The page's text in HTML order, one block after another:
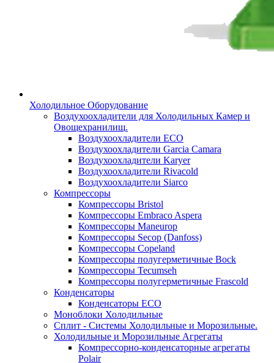
Холодильное Оборудование
Воздухоохладители для Холодильных Камер и
Овощехранилищ.
Воздухоохладители ECO
Воздухоохладители Garcia Camara
Воздухоохладители Karyer
Воздухоохладители Rivacold
Воздухоохладители Siarco
Компрессоры
Компрессоры Bristol
Компрессоры Embraco Aspera
Компрессоры Maneurop
Компрессоры Secop (Danfoss)
Компрессоры Copeland
Компрессоры полугерметичные Bock
Компрессоры Tecumseh
Компрессоры полугерметичные Frascold
Конденсаторы
Конденсаторы ECO
Моноблоки Холодильные
Сплит - Системы Холодильные и Морозильные.
Холодильные и Морозильные Агрегаты
Компрессорно-конденсаторные агрегаты
Polair